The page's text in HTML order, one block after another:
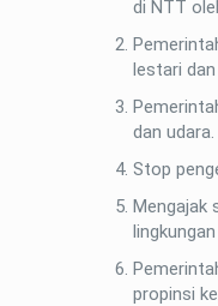
di NTT
lestari
dan udara.
Stop
Mengajak
propinsi